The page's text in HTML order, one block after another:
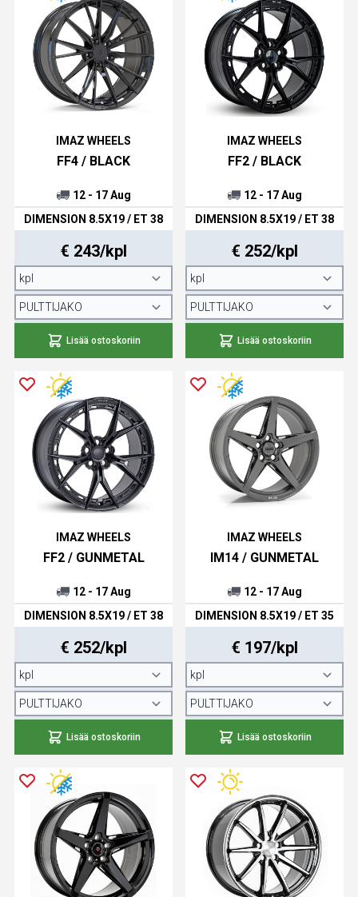
IMAZ WHEELS
FF4 / BLACK
12 - 17 Aug
DIMENSION 8.5X19 / ET 38
€ 243/kpl
Lisää ostoskoriin
IMAZ WHEELS
FF2 / BLACK
12 - 17 Aug
DIMENSION 8.5X19 / ET 38
€ 252/kpl
Lisää ostoskoriin
IMAZ WHEELS
FF2 / GUNMETAL
12 - 17 Aug
DIMENSION 8.5X19 / ET 38
€ 252/kpl
Lisää ostoskoriin
IMAZ WHEELS
IM14 / GUNMETAL
12 - 17 Aug
DIMENSION 8.5X19 / ET 35
€ 197/kpl
Lisää ostoskoriin